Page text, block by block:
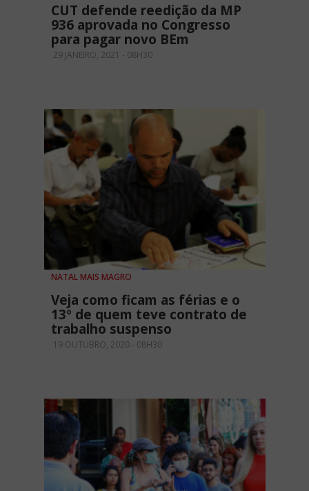
CUT defende reedição da MP
936 aprovada no Congresso
para pagar novo BEm
29 JANEIRO, 2021 - 08H30
NATAL MAIS MAGRO
Veja como ficam as férias e o
13º de quem teve contrato de
trabalho suspenso
19 OUTUBRO, 2020 - 08H30